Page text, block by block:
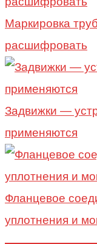
Маркировка
расшифровать
Задвижки —
применяются
Фланцевое
уплотнения и